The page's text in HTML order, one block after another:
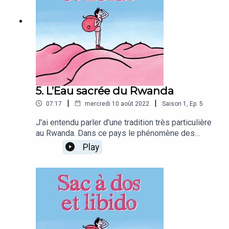
5. L’Eau sacrée du Rwanda
07:17 | mercredi 10 août 2022 | Saison 1 Ep. 5
J'ai entendu parler d'une tradition très particulière
au Rwanda. Dans ce pays le phénomène des
femmes fontaines est particulièrement valorisé :
on l'appelle l'Eau sacrée. Pour la provoquer, il
baptisée "kunyasa" qui consiste à tapoter le
clitoris avec le pénis. Pour découvrir ce culte de
la lubrification féminine Rwandaise, je vais
interroger Oliver Jourdain, le réalisateur belge du
film justement nommé L’eau sacrée.
Play